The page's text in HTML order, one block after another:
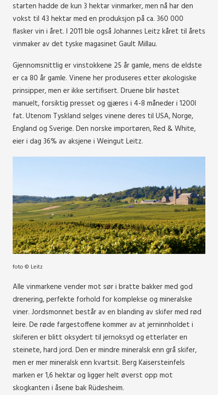
starten hadde de kun 3 hektar vinmarker, men nå har den
vokst til 43 hektar med en produksjon på ca. 360 000
flasker vin i året. I 2011 ble også Johannes Leitz kåret til årets
vinmaker av det tyske magasinet Gault Millau.
Gjennomsnittlig er vinstokkene 25 år gamle, mens de eldste
er ca 80 år gamle. Vinene her produseres etter økologiske
prinsipper, men er ikke sertifisert. Druene blir høstet
manuelt, forsiktig presset og gjæres i 4-8 måneder i 1200l
fat. Utenom Tyskland selges vinene deres til USA, Norge,
England og Sverige. Den norske importøren, Red & White,
eier i dag 36% av aksjene i Weingut Leitz.
foto © Leitz
Alle vinmarkene vender mot sør i bratte bakker med god
drenering, perfekte forhold for komplekse og mineralske
viner. Jordsmonnet består av en blanding av skifer med rød
leire. De røde fargestoffene kommer av at jerninnholdet i
skiferen er blitt oksydert til jernoksyd og etterlater en
steinete, hard jord. Den er mindre mineralsk enn grå skifer,
men er mer mineralsk enn kvartsit. Berg Kaisersteinfels
marken er 1,6 hektar og ligger helt øverst opp mot
skogkanten i åsene bak Rüdesheim.